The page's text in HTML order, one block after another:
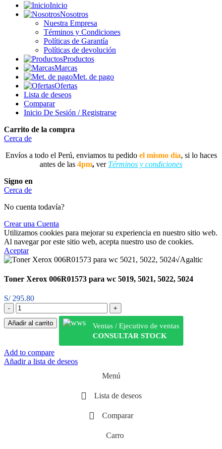
Inicio
Nosotros
Nuestra Empresa
Términos y Condiciones
Políticas de Garantía
Políticas de devolución
Productos
Marcas
Met. de pago
Ofertas
Lista de deseos
Comparar
Inicio De Sesión / Registrarse
Carrito de la compra
Cerca de
Envíos a todo el Perú, enviamos tu pedido el mismo día, si lo haces
antes de las 4pm, ver Términos y condiciones
Signo en
Cerca de
No cuenta todavía?
Crear una Cuenta
Utilizamos cookies para mejorar su experiencia en nuestro sitio web.
Al navegar por este sitio web, acepta nuestro uso de cookies.
Aceptar
Toner Xerox 006R01573 para wc 5019, 5021, 5022, 5024
S/295.80
Añadir al carrito
Ventas / Ejecutivo de ventas
CONSULTAR STOCK
Add to compare
Añadir a lista de deseos
Menú
Lista de deseos
Comparar
Carro